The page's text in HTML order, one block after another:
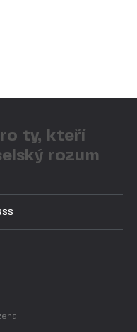
ty, kteří
rozum